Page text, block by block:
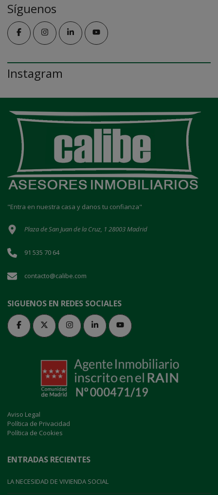
Síguenos
Instagram
"Entra en nuestra casa y danos tu confianza"
Plaza de San Juan de la Cruz, 1 28003 Madrid
91 535 70 64
contacto@calibe.com
SIGUENOS EN REDES SOCIALES
Aviso Legal
Política de Privacidad
Política de Cookies
ENTRADAS RECIENTES
LA NECESIDAD DE VIVIENDA SOCIAL